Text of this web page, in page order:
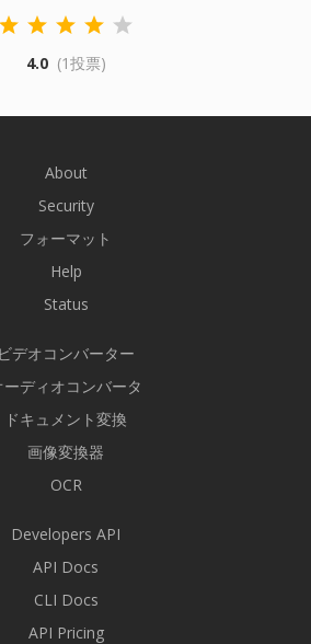
4.0 (1投票)
About
Security
フォーマット
Help
Status
ビデオコンバーター
ーディオコンバータ
ドキュメント変換
画像変換器
OCR
Developers API
API Docs
CLI Docs
API Pricing